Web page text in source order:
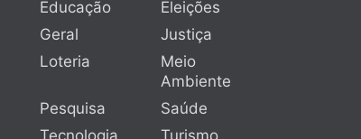
Educação
Eleições
Geral
Justiça
Loteria
Meio
Ambiente
Pesquisa
Saúde
Tecnologia
Turismo